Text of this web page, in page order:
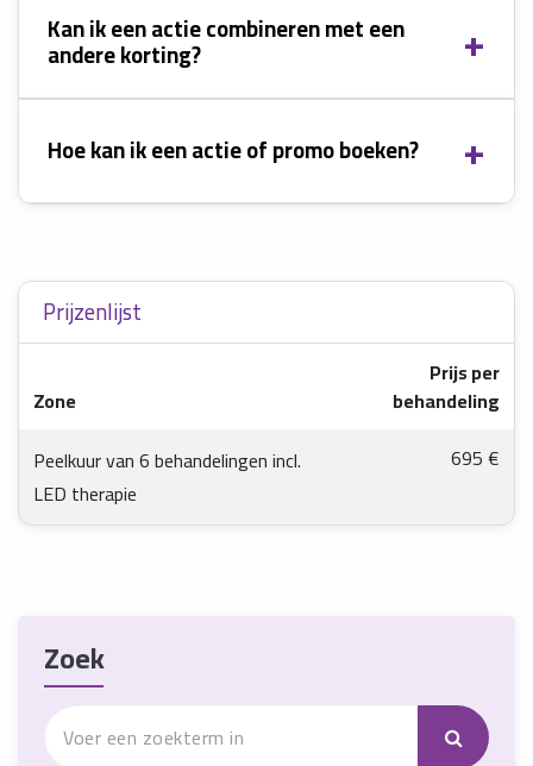
Kan ik een actie combineren met een
andere korting?
Hoe kan ik een actie of promo boeken?
Prijzenlijst
Zone
Prijs per
behandeling
Peelkuur van 6 behandelingen incl.
LED therapie
695€
Zoek